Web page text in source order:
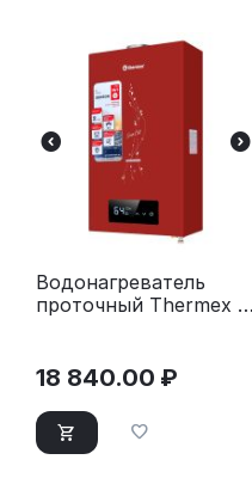
Водонагреватель
проточный Thermex S
18 840.00 ₽